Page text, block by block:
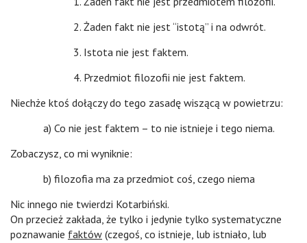
2. Żaden fakt nie jest “istotą” i na odwrót.
3. Istota nie jest faktem.
4. Przedmiot filozofii nie jest faktem.
Niechże ktoś dołączy do tego zasadę wiszącą w powietrzu:
a) Co nie jest faktem – to nie istnieje i tego niema.
Zobaczysz, co mi wyniknie:
b) filozofia ma za przedmiot coś, czego niema
Nic innego nie twierdzi Kotarbiński.
On przecież zakłada, że tylko i jedynie tylko systematyczne
poznawanie faktów (czegoś, co istnieje, lub istniało, lub